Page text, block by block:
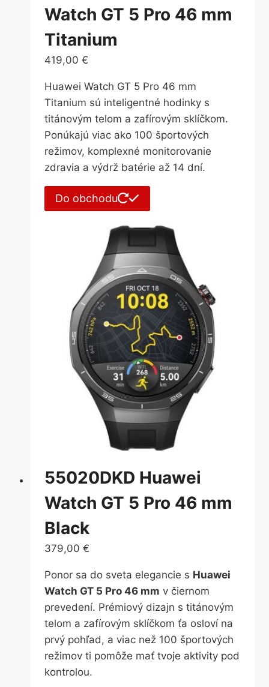
Watch GT 5 Pro 46 mm
Titanium
419,00 €
Huawei Watch GT 5 Pro 46 mm
Titanium sú inteligentné hodinky s
titánovým telom a zafírovým sklíčkom.
Ponúkajú viac ako 100 športových
režimov, komplexné monitorovanie
zdravia a výdrž batérie až 14 dní.
Do obchodu
55020DKD Huawei
Watch GT 5 Pro 46 mm
Black
379,00 €
Ponor sa do sveta elegancie s Huawei
Watch GT 5 Pro 46 mm v čiernom
prevedení. Prémiový dizajn s titánovým
telom a zafírovým sklíčkom ťa osloví na
prvý pohľad, a viac než 100 športových
režimov ti pomôže mať tvoje aktivity pod
kontrolou.